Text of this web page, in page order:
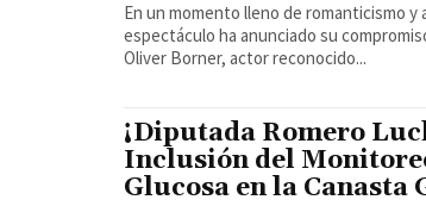
En un momento lleno de romanticismo y
espectáculo ha anunciado su
Oliver Borner, actor reconocido...
¡Diputada Romero
Inclusión del
Glucosa en la Canasta